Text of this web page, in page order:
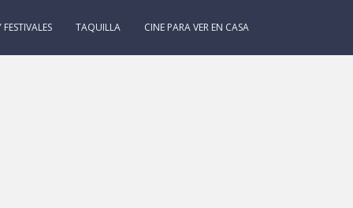
TAQUILLA CINE PARA VER EN CASA